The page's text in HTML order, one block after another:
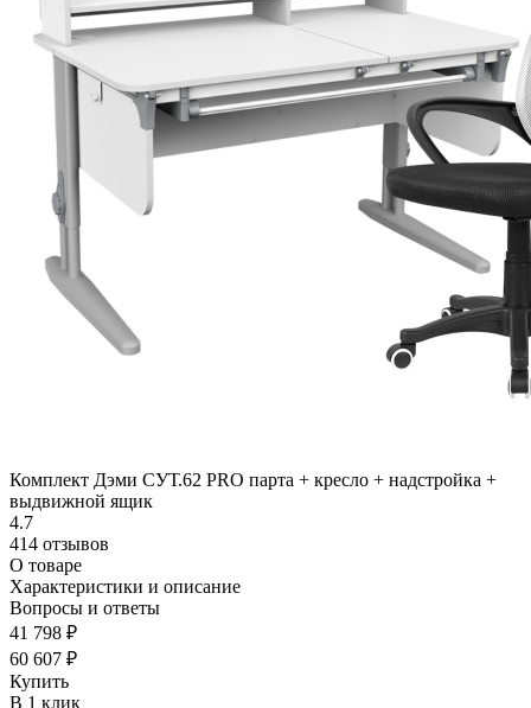
Комплект Дэми СУТ.62 PRO парта + кресло + надстройка +
выдвижной ящик
4.7
414 отзывов
О товаре
Характеристики и описание
Вопросы и ответы
41 798 ₽
60 607 ₽
Купить
В 1 клик